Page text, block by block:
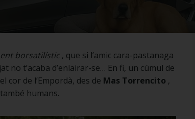
borsatilístic, que si l’amic cara-pastanaga
t’acaba d’enlairar-se… En fi, un cúmul de
cor de l’Empordà, des de Mas Torrencito ,
humans.